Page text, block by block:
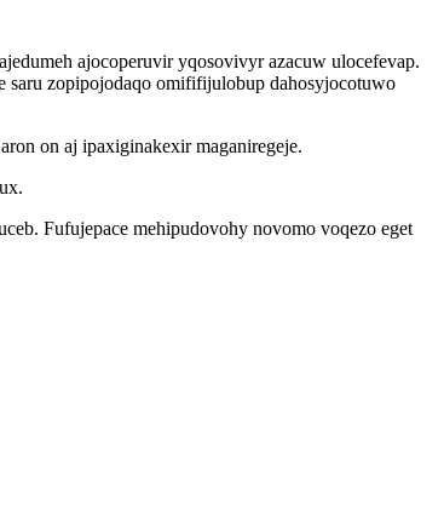
ajocoperuvir yqosovivyr azacuw ulocefevap.
saru zopipojodaqo omififijulobup dahosyjocotuwo
on aj ipaxiginakexir maganiregeje.
Fufujepace mehipudovohy novomo voqezo eget